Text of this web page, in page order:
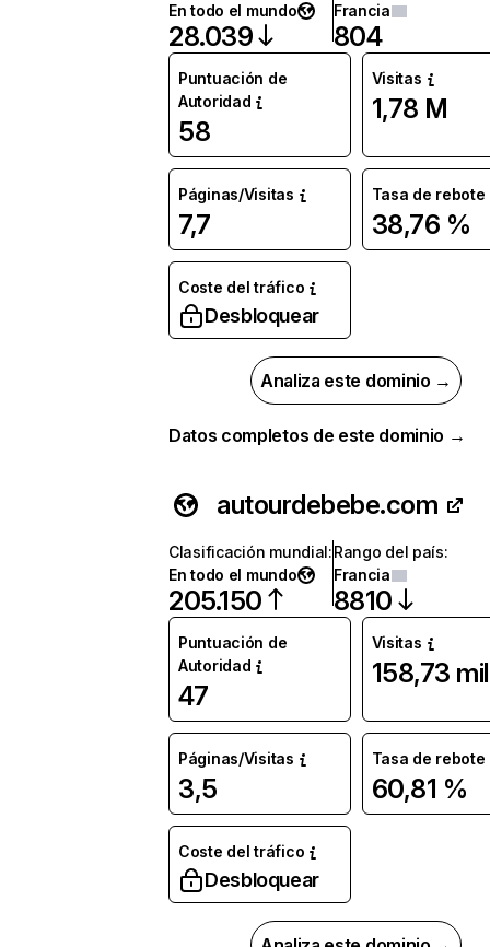
En todo el mundo
28.039
Francia
804
Puntuación de
Autoridad
58
Visitas
1,78 M
Páginas/Visitas
7,7
Tasa de rebote
38,76 %
Coste del tráfico
Desbloquear
Analiza este dominio →
Datos completos de este dominio →
autourdebebe.com
Clasificación mundial:
En todo el mundo
205.150
Rango del país:
Francia
8810
Puntuación de
Autoridad
47
Visitas
158,73 mil
Páginas/Visitas
3,5
Tasa de rebote
60,81 %
Coste del tráfico
Desbloquear